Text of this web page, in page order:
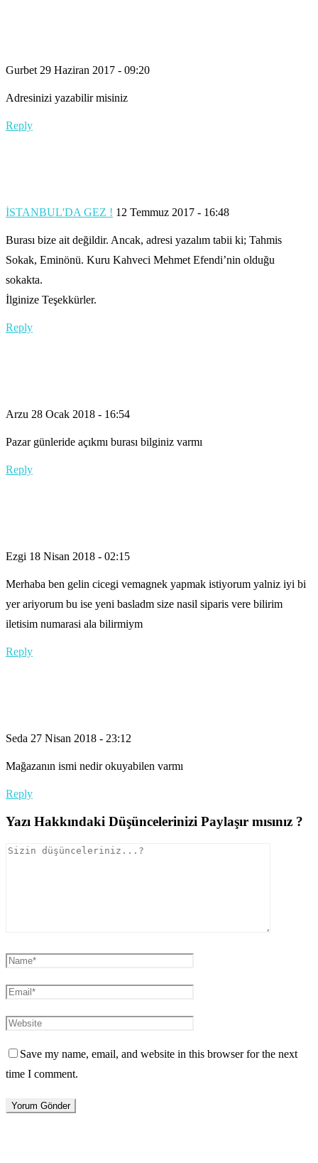
Gurbet 29 Haziran 2017 - 09:20
Adresinizi yazabilir misiniz
Reply
İSTANBUL'DA GEZ ! 12 Temmuz 2017 - 16:48
Burası bize ait değildir. Ancak, adresi yazalım tabii ki; Tahmis
Sokak, Eminönü. Kuru Kahveci Mehmet Efendi’nin olduğu
sokakta.
İlginize Teşekkürler.
Reply
Arzu 28 Ocak 2018 - 16:54
Pazar günleride açıkmı burası bilginiz varmı
Reply
Ezgi 18 Nisan 2018 - 02:15
Merhaba ben gelin cicegi vemagnek yapmak istiyorum yalniz iyi bi
yer ariyorum bu ise yeni basladm size nasil siparis vere bilirim
iletisim numarasi ala bilirmiym
Reply
Seda 27 Nisan 2018 - 23:12
Mağazanın ismi nedir okuyabilen varmı
Reply
Yazı Hakkındaki Düşüncelerinizi Paylaşır mısınız ?
Save my name, email, and website in this browser for the next
time I comment.